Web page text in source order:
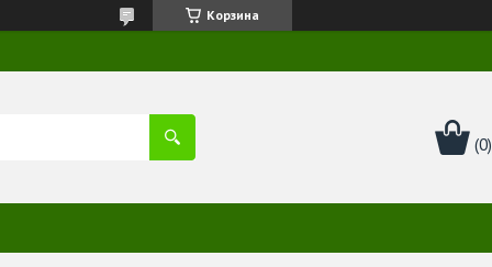
Корзина